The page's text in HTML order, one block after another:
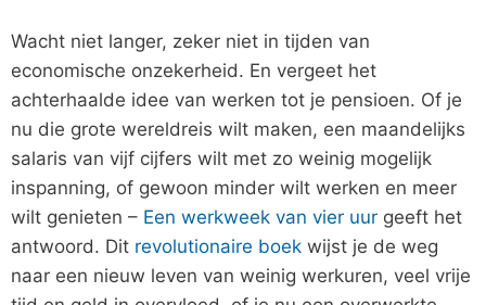
Wacht niet langer, zeker niet in tijden van
economische onzekerheid. En vergeet het
achterhaalde idee van werken tot je pensioen. Of je
nu die grote wereldreis wilt maken, een maandelijks
salaris van vijf cijfers wilt met zo weinig mogelijk
inspanning, of gewoon minder wilt werken en meer
wilt genieten – Een werkweek van vier uur geeft het
antwoord. Dit revolutionaire boek wijst je de weg
naar een nieuw leven van weinig werkuren, veel vrije